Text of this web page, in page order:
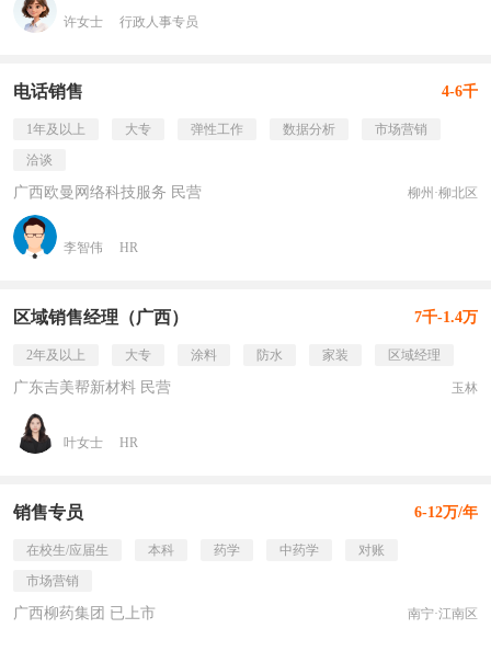
许女士 行政人事专员
电话销售 4-6千
1年及以上 大专 弹性工作 数据分析
市场营销
洽谈
广西欧曼网络科技服务 民营 柳州·柳北区
李智伟 HR
区域销售经理（广西） 7千-1.4万
2年及以上 大专 涂料 防水 家装 区域经理
广东吉美帮新材料 民营 玉林
叶女士 HR
销售专员 6-12万/年
在校生/应届生 本科 药学 中药学
对账
市场营销
广西柳药集团 已上市 南宁·江南区